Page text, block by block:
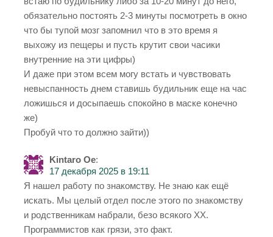
обязательно постоять 2-3 минуты посмотреть в окно
что бы тупой мозг запомнил что в это время я
выхожу из пещеры и пусть крутит свои часики
внутренние на эти цифры)
И даже при этом всем могу встать и чувствовать
невыспанность днем ставишь будильник еще на час
ложишься и досыпаешь спокойно в маске конечно
же)
Пробуй что то должно зайти))
Kintaro Oe:
17 декабря 2025 в 19:11
Я нашел работу по знакомству. Не знаю как ещё
искать. Мы целый отдел после этого по знакомству
и родственникам набрали, безо всякого ХХ.
Программистов как грязи, это факт.